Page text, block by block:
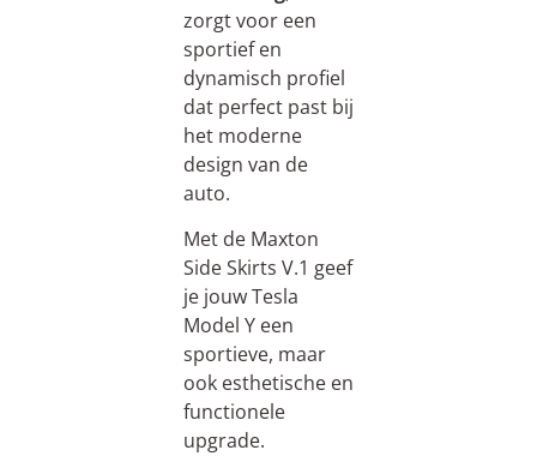
zorgt voor een
sportief en
dynamisch profiel
dat perfect past bij
het moderne
design van de
auto.
Met de Maxton
Side Skirts V.1 geef
je jouw Tesla
Model Y een
sportieve, maar
ook esthetische en
functionele
upgrade.